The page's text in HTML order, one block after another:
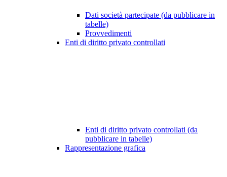
Dati società partecipate (da pubblicare in
tabelle)
Provvedimenti
Enti di diritto privato controllati
Enti di diritto privato controllati (da
pubblicare in tabelle)
Rappresentazione grafica